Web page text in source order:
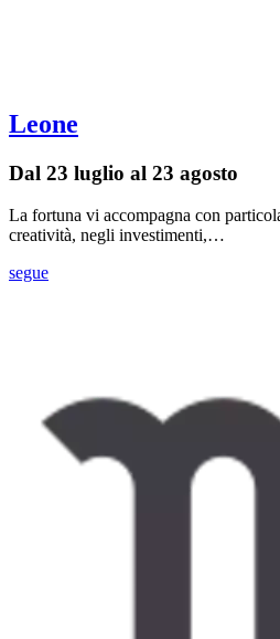
Leone
Dal 23 luglio al 23 agosto
La fortuna vi accompagna con
creatività, negli investimenti,…
segue